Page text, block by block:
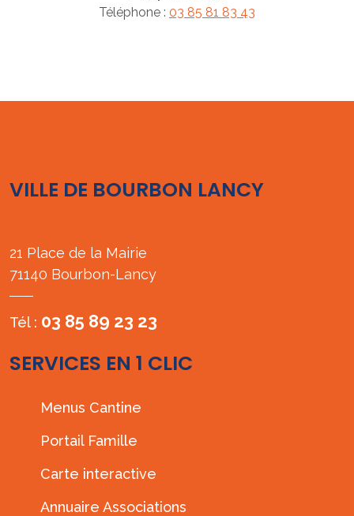
Téléphone : 03 85 81 83 43
VILLE DE BOURBON LANCY
21 Place de la Mairie
71140 Bourbon-Lancy
Tél : 03 85 89 23 23
SERVICES EN 1 CLIC
Menus Cantine
Portail Famille
Carte interactive
Annuaire Associations